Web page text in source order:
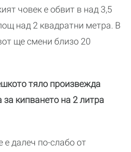
човек е обвит в над 3,5
над 2 квадратни метра. В
ще смени близо 20
тяло произвежда
кипването на 2 литра
далеч по-слабо от